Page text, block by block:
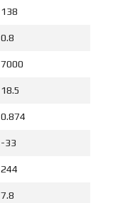
138
0.8
7000
18.5
0.874
-33
244
7.8